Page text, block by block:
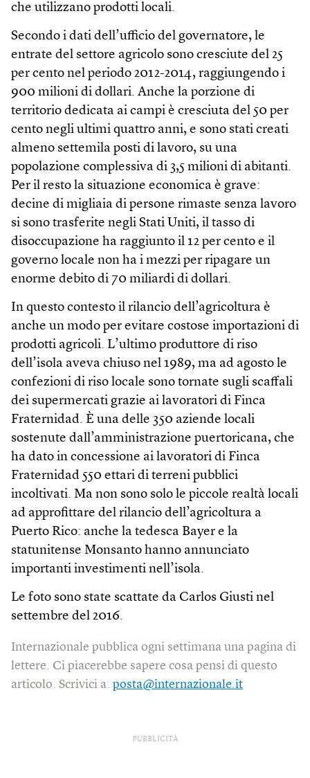
che utilizzano prodotti locali.
Secondo i dati dell’ufficio del governatore, le
entrate del settore agricolo sono cresciute del 25
per cento nel periodo 2012-2014, raggiungendo i
900 milioni di dollari. Anche la porzione di
territorio dedicata ai campi è cresciuta del 50 per
cento negli ultimi quattro anni, e sono stati creati
almeno settemila posti di lavoro, su una
popolazione complessiva di 3,5 milioni di abitanti.
Per il resto la situazione economica è grave:
decine di migliaia di persone rimaste senza lavoro
si sono trasferite negli Stati Uniti, il tasso di
disoccupazione ha raggiunto il 12 per cento e il
governo locale non ha i mezzi per ripagare un
enorme debito di 70 miliardi di dollari.
In questo contesto il rilancio dell’agricoltura è
anche un modo per evitare costose importazioni di
prodotti agricoli. L’ultimo produttore di riso
dell’isola aveva chiuso nel 1989, ma ad agosto le
confezioni di riso locale sono tornate sugli scaffali
dei supermercati grazie ai lavoratori di Finca
Fraternidad. È una delle 350 aziende locali
sostenute dall’amministrazione puertoricana, che
ha dato in concessione ai lavoratori di Finca
Fraternidad 550 ettari di terreni pubblici
incoltivati. Ma non sono solo le piccole realtà locali
ad approfittare del rilancio dell’agricoltura a
Puerto Rico: anche la tedesca Bayer e la
statunitense Monsanto hanno annunciato
importanti investimenti nell’isola.
Le foto sono state scattate da Carlos Giusti nel
settembre del 2016.
Internazionale pubblica ogni settimana una pagina di
lettere. Ci piacerebbe sapere cosa pensi di questo
articolo. Scrivici a: posta@internazionale.it
PUBBLICITÀ